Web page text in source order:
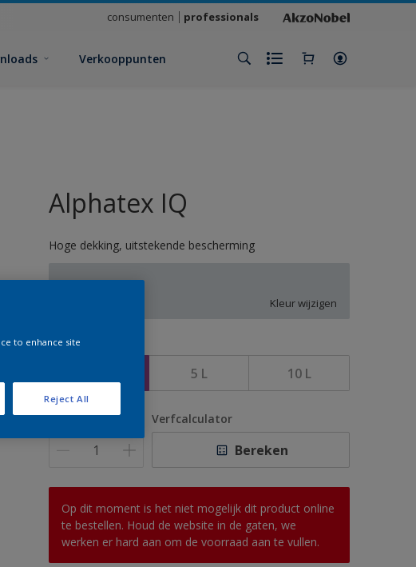
consumenten professionals
Verkooppunten
Alphatex IQ
Hoge dekking, uitstekende bescherming
S9.03.81
Kleur wijzigen
Grootte
5 L 10 L
Aantal Verfcalculator
Bereken
Op dit moment is het niet mogelijk dit product online
te bestellen. Houd de website in de gaten, we
werken er hard aan om de voorraad aan te vullen.
to enhance site
Reject All